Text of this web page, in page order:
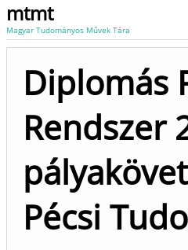
mtmt
Magyar Tudományos Művek Tára
Diplomás
Rendszer
Pécsi